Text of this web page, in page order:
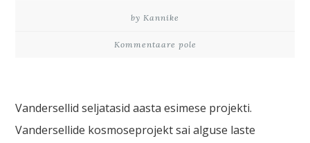
by Kannike
Kommentaare pole
Vandersellid seljatasid aasta esimese projekti.
Vandersellide kosmoseprojekt sai alguse laste